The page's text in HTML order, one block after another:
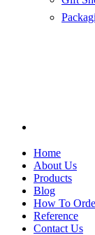
Home
About Us
Products
Blog
How To
Reference
Contact Us